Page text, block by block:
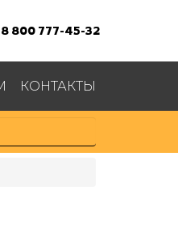
8 800 777-45-32
КОНТАКТЫ